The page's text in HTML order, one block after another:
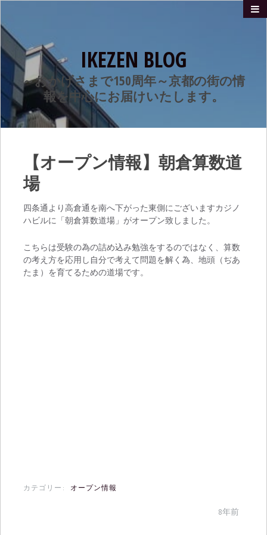
IKEZEN BLOG
～おかげさまで150周年～京都の街の情
報を中心にお届けいたします。
【オープン情報】朝倉算数道
場
四条通より高倉通を南へ下がった東側にございますカジノ
ハビルに「朝倉算数道場」がオープン致しました。
こちらは受験の為の詰め込み勉強をするのではなく、算数
の考え方を応用し自分で考えて問題を解く為、地頭（ぢあ
たま）を育てるための道場です。
カテゴリー: オープン情報
8年前